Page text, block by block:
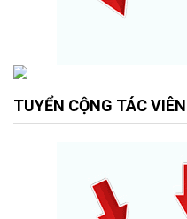
TUYỂN CỘNG TÁC